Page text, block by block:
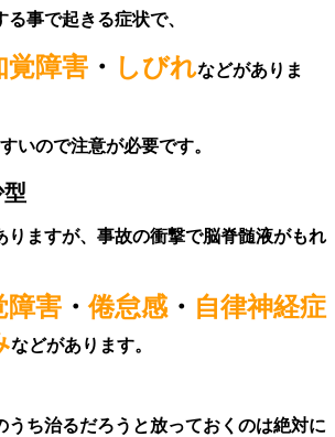
事で起きる症状で、
覚障害 ・ しびれなどがありま
いので注意が必要です。
りますが、事故の衝撃で脳脊髄液がもれ
障害 ・倦怠感 ・ 自律神経症
などがあります。
うち治るだろうと放っておくのは絶対に